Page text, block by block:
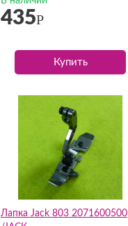
435Р
Купить
Лапка Jack 803 2071600500